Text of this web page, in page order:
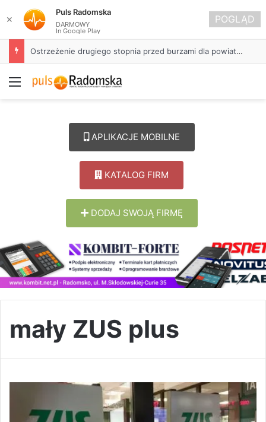
Ostrzeżenie drugiego stopnia przed burzami dla powiatu radomszczańskiego
Menu
APLIKACJE MOBILNE
KATALOG FIRM
DODAJ SWOJĄ FIRMĘ
mały ZUS plus
✕
Puls Radomska
DARMOWY
In Google Play
POGLĄD